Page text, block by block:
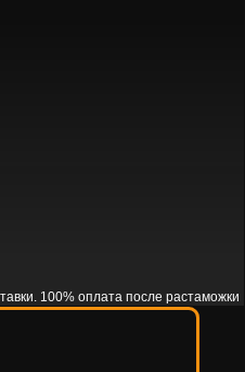
100% оплата после растаможки